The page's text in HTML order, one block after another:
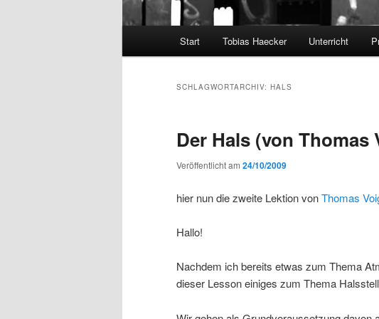
Start Tobias Haecker Unterricht
SCHLAGWORTARCHIV: HALS
Der Hals (von Thomas
Veröffentlicht am 24/10/2009
hier nun die zweite Lektion vonThomas
Hallo!
Nachdem ich bereits etwas zum Thema
dieser Lesson einiges zum Thema